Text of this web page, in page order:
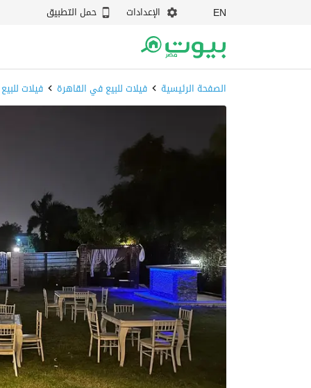
EN الإعدادات حمل التطبيق
الصفحة الرئيسية فيلات للبيع في القاهرة فيلات